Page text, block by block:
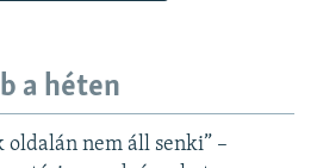
a héten
oldalán nem áll senki” –